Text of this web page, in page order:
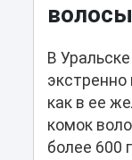
В
экстренно
как в ее
комок
более 600